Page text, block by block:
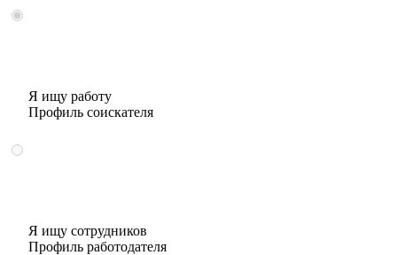
Я ищу работу
Профиль соискателя
Я ищу сотрудников
Профиль работодателя